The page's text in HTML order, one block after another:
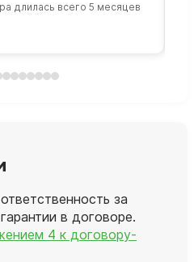
длилась всего 5 месяцев
за
в договоре.
4 к договору-